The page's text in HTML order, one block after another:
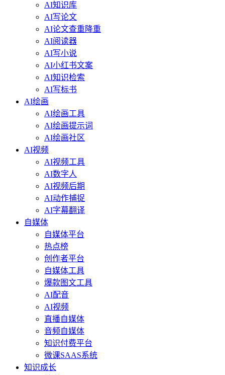
AI知识库
AI写论文
AI论文查重降重
AI阅读器
AI写小说
AI小红书文案
AI知识检索
AI写标书
AI绘画
AI绘画工具
AI绘画提示词
AI绘画社区
AI视频
AI视频工具
AI数字人
AI视频后期
AI动作捕捉
AI字幕翻译
自媒体
自媒体平台
热点榜
创作者平台
自媒体工具
爆款图文工具
AI配音
AI视频
直播自媒体
音频自媒体
知识付费平台
微课SAAS系统
知识成长